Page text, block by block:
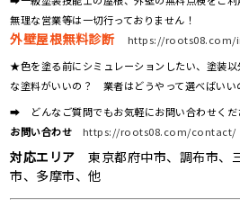
無理な営業等は一切行っておりません！
外壁屋根無料診断
https://roots08.com/
★色を塗る前にシミュレーションしたい、塗装
な塗料がいいの？ 業者はどうやって選べばいい
➡ どんなご質問でもお気軽にお問い合わせくだ
お問い合わせ
https://roots08.com/contact/
対応エリア 東京都府中市、調布市、
市、多摩市、他